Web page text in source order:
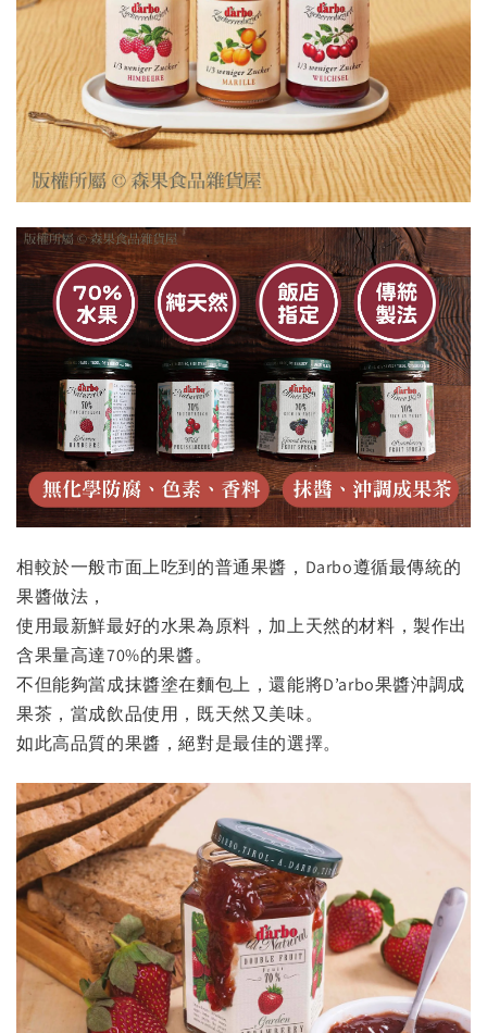
相較於一般市面上吃到的普通果醬，Darbo遵循最傳統的
果醬做法，
使用最新鮮最好的水果為原料，加上天然的材料，製作出
含果量高達70%的果醬。
不但能夠當成抹醬塗在麵包上，還能將D’arbo果醬沖調成
果茶，當成飲品使用，既天然又美味。
如此高品質的果醬，絕對是最佳的選擇。